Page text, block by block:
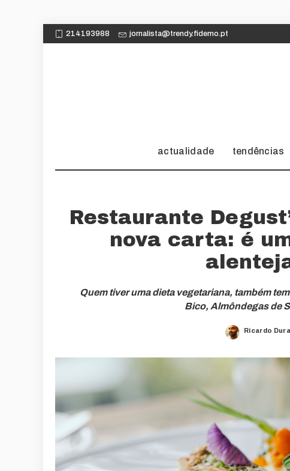
214193988 jornalista@trendy.fidemo.pt
actualidade tendências
Restaurante
nova carta: é
Quem tiver uma dieta vegetariana, também
Bico, Almôndegas de
Posted
Ricardo